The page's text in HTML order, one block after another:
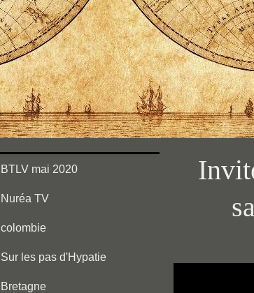
BTLV mai 2020
Nuréa TV
colombie
Sur les pas d'Hypatie
Bretagne